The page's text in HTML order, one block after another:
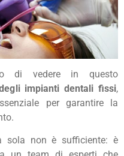
di vedere in questo
impianti dentali fissi,
per garantire la
sola non è sufficiente: è